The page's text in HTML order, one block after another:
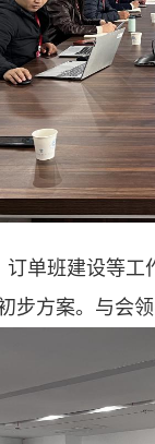
单班建设等工
步方案。与会